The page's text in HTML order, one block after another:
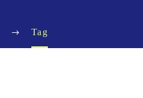
Tag